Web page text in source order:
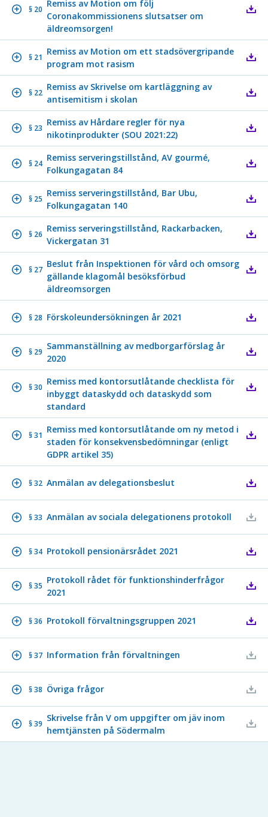
§ 20
Remiss av Motion om följ
Coronakommissionens slutsatser om
äldreomsorgen!
§ 21
Remiss av Motion om ett stadsövergripande
program mot rasism
§ 22
Remiss av Skrivelse om kartläggning av
antisemitism i skolan
§ 23
Remiss av Hårdare regler för nya
nikotinprodukter (SOU 2021:22)
§ 24
Remiss serveringstillstånd, AV gourmé,
Folkungagatan 84
§ 25
Remiss serveringstillstånd, Bar Ubu,
Folkungagatan 140
§ 26
Remiss serveringstillstånd, Rackarbacken,
Vickergatan 31
§ 27
Beslut från Inspektionen för vård och omsorg
gällande klagomål besöksförbud
äldreomsorgen
§ 28 Förskoleundersökningen år 2021
§ 29
Sammanställning av medborgarförslag år
2020
§ 30
Remiss med kontorsutlåtande checklista för
inbyggt dataskydd och dataskydd som
standard
§ 31
Remiss med kontorsutlåtande om ny metod i
staden för konsekvensbedömningar (enligt
GDPR artikel 35)
§ 32 Anmälan av delegationsbeslut
§ 33 Anmälan av sociala delegationens protokoll
§ 34 Protokoll pensionärsrådet 2021
§ 35
Protokoll rådet för funktionshinderfrågor
2021
§ 36 Protokoll förvaltningsgruppen 2021
§ 37 Information från förvaltningen
§ 38 Övriga frågor
§ 39
Skrivelse från V om uppgifter om jäv inom
hemtjänsten på Södermalm